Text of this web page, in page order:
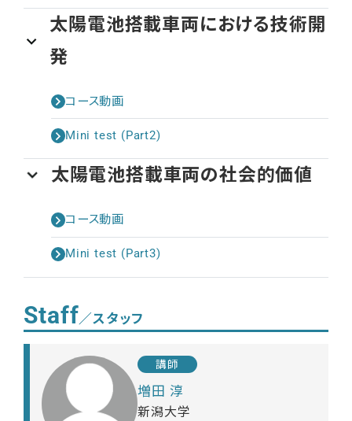
太陽電池搭載車両における技術開
発
コース動画
Mini test (Part2)
太陽電池搭載車両の社会的価値
コース動画
Mini test (Part3)
Staff／スタッフ
講師
増田 淳
新潟大学